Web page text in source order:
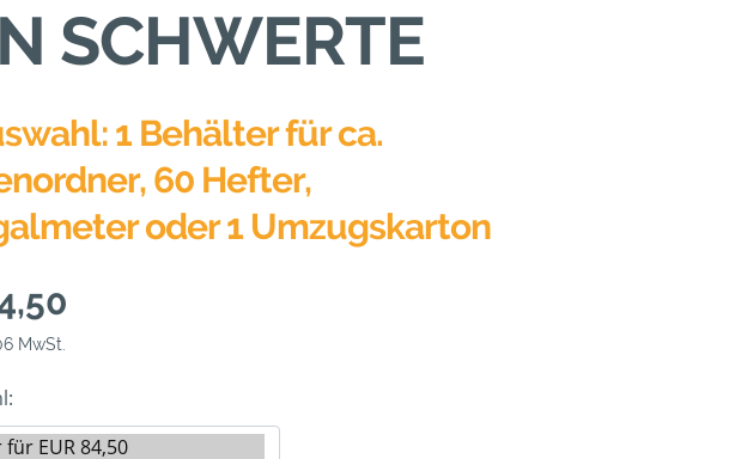
SCHWERTE
1 Behälter für ca.
60 Hefter,
oder 1 Umzugskarton
MwSt.